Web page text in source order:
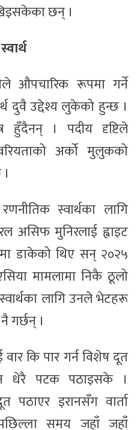
छन् ।
औपचारिक रूपमा गर्ने
दुवै उद्देश्य लुकेको हुन्छ ।
हुँदैनन् । पदीय दृष्टिले
अर्को मुलुकको
रणनीतिक स्वार्थका लागि
असिफ मुनिरलाई ह्वाइट
डाकेको थिए सन् २०२५
मामलामा निकै ठूलो
लागि उनले भेटहरू
गर्छन् ।
कि पार गर्न विशेष दूत
धेरै पटक पठाइसके ।
पठाएर इरानसँग वार्ता
समय जहाँ जहाँ